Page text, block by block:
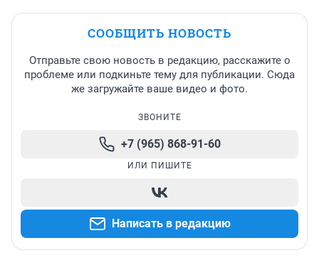
СООБЩИТЬ НОВОСТЬ
Отправьте свою новость в редакцию, расскажите о
проблеме или подкиньте тему для публикации. Сюда
же загружайте ваше видео и фото.
ЗВОНИТЕ
+7 (965) 868-91-60
ИЛИ ПИШИТЕ
Написать в редакцию